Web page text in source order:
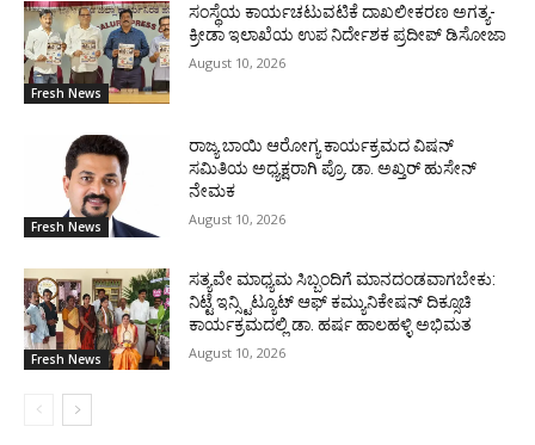
Fresh News
ಸಂಸ್ಥೆಯ ಕಾರ್ಯಚಟುವಟಿಕೆ ದಾಖಲೀಕರಣ ಅಗತ್ಯ-
ಕ್ರೀಡಾ ಇಲಾಖೆಯ ಉಪ ನಿರ್ದೇಶಕ ಪ್ರದೀಪ್ ಡಿಸೋಜಾ
August 10, 2026
Fresh News
ರಾಜ್ಯ ಬಾಯಿ ಆರೋಗ್ಯ ಕಾರ್ಯಕ್ರಮದ ವಿಷನ್
ಸಮಿತಿಯ ಅಧ್ಯಕ್ಷರಾಗಿ ಪ್ರೊ. ಡಾ. ಅಖ್ತರ್ ಹುಸೇನ್
ನೇಮಕ
August 10, 2026
Fresh News
ಸತ್ಯವೇ ಮಾಧ್ಯಮ ಸಿಬ್ಬಂದಿಗೆ ಮಾನದಂಡವಾಗಬೇಕು:
ನಿಟ್ಟೆ ಇನ್ಸ್ಟಿಟ್ಯೂಟ್ ಆಫ್ ಕಮ್ಯುನಿಕೇಷನ್ ದಿಕ್ಸೂಚಿ
ಕಾರ್ಯಕ್ರಮದಲ್ಲಿ ಡಾ. ಹರ್ಷ ಹಾಲಹಳ್ಳಿ ಅಭಿಮತ
August 10, 2026